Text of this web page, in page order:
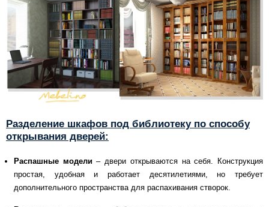
Разделение шкафов под библиотеку по способу
открывания дверей:
Распашные модели– двери открываются на себя. Конструкция
простая, удобная и работает десятилетиями, но требует
дополнительного пространства для распахивания створок.